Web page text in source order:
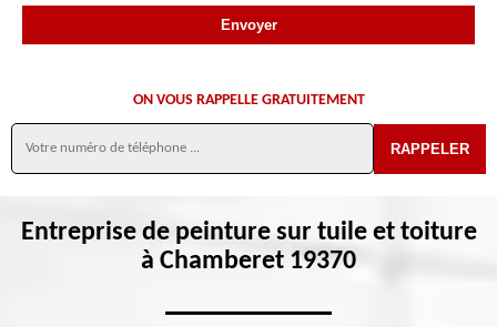
ON VOUS RAPPELLE GRATUITEMENT
Entreprise de peinture sur tuile et toiture
à Chamberet 19370